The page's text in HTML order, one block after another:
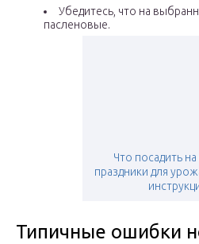
Убедитесь, что на
пасленовые.
Что посадить
праздники для
Типичные ошибки